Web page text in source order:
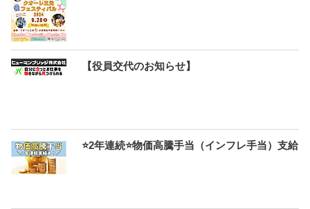
【役員交代のお知らせ】
⭐2年連続⭐物価高騰手当（インフレ手当）支給